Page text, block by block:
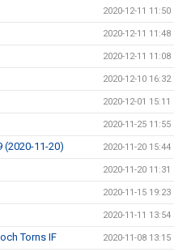
2020-12-11 11:50
2020-12-11 11:48
2020-12-11 11:08
2020-12-10 16:32
2020-12-01 15:11
2020-11-25 11:55
11-20) 2020-11-20 15:44
2020-11-20 11:31
2020-11-15 19:23
2020-11-11 13:54
Torns IF 2020-11-08 13:15